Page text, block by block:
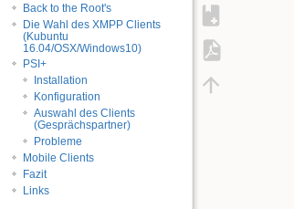
Back to the Root's
Die Wahl des XMPP Clients
(Kubuntu
16.04/OSX/Windows10)
PSI+
Installation
Konfiguration
Auswahl des Clients
(Gesprächspartner)
Probleme
Mobile Clients
Fazit
Links